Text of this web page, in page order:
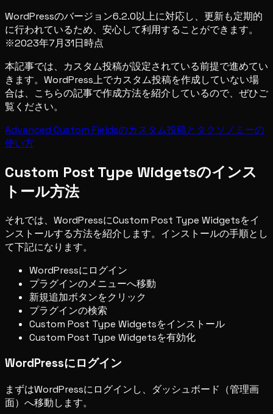
WordPressのバージョン6.2.0以上に対応し、更新も定期的
に行われているため、安心して利用することができます。
※2023年7月31日時点
本記事では、カスタム投稿が設定されている前提で進めてい
きます。WordPress上でカスタム投稿を作成していない場
合は、こちらの記事で作成方法を紹介しているので、ぜひご
覧ください。
Advanced Custom Fieldsのカスタム投稿とタクソノミーの
使い方
Custom Post Type Widgetsのインス
トール方法
それでは、WordPressにCustom Post Type Widgetsをイ
ンストールする方法を紹介します。インストールの手順とし
て下記になります。
WordPressにログイン
プラグインのメニューへ移動
新規追加ボタンをクリック
プラグインの検索
Custom Post Type Widgetsをインストール
Custom Post Type Widgetsを有効化
WordPressにログイン
まずはWordPressにログインし、ダッシュボード（管理画
面）へ移動します。